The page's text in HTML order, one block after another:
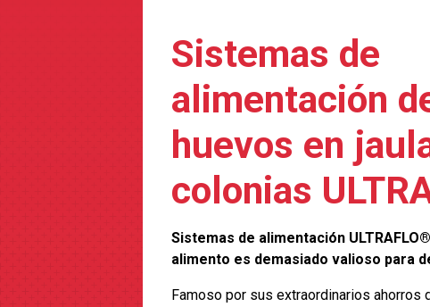
Sistemas de
alimentación
huevos en
colonias
Sistemas de alimentación
alimento es demasiado valioso para
Famoso por sus extraordinarios ahorros